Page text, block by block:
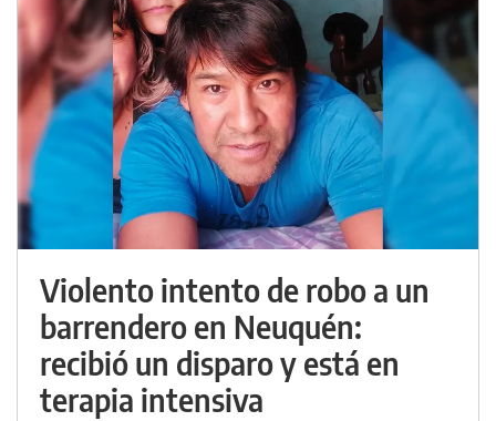
Violento intento de robo a un
barrendero en Neuquén:
recibió un disparo y está en
terapia intensiva